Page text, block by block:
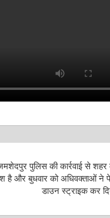
पुलिस की कार्रवाई से
है और बुधवार को अधिवक्ताओं ने
डाउन स्ट्राइक कर